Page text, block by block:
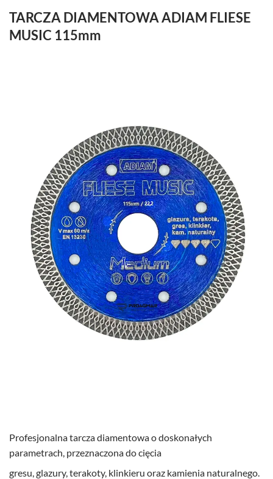
TARCZA DIAMENTOWA ADIAM FLIESE
MUSIC 115mm
Profesjonalna tarcza diamentowa o doskonałych
parametrach, przeznaczona do cięcia
gresu, glazury, terakoty, klinkieru oraz kamienia naturalnego.